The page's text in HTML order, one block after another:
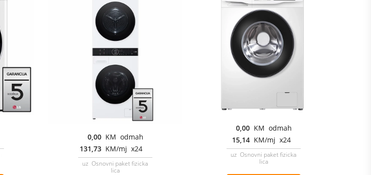
0,00 KM odmah
131,73 KM/mj x24
uz Osnovni paket fizicka
lica
0,00 KM odmah
15,14 KM/mj x24
uz Osnovni paket fizicka
lica